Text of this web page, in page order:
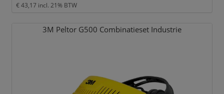
€ 43,17 incl. 21% BTW
3M Peltor G500 Combinatieset Industrie